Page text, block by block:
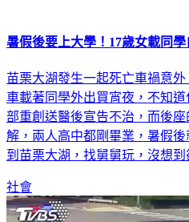
暑假後要上大學！17歲女載同
苗栗大湖發生一起死亡車禍意
車載著同學外出買宵夜，不知
部重創送醫後宣告不治，而後
解，兩人高中都剛畢業，暑假
到苗栗大湖，找舅舅玩，沒想
社會